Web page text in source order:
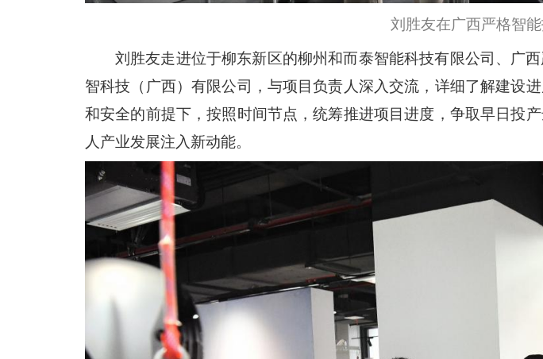
刘胜友在广西严格智能
刘胜友走进位于柳东新区的柳州和而泰智能科技有限公司、广
智科技（广西）有限公司，与项目负责人深入交流，详细了解建设
和安全的前提下，按照时间节点，统筹推进项目进度，争取早日投
人产业发展注入新动能。